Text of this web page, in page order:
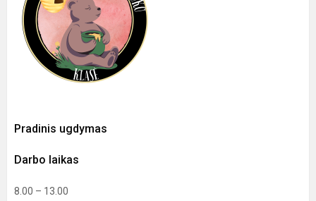
Pradinis ugdymas
Darbo laikas
8.00 – 13.00